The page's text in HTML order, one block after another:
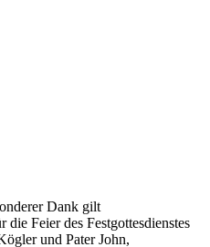
Dank gilt
Feier des Festgottesdienstes
und Pater John,